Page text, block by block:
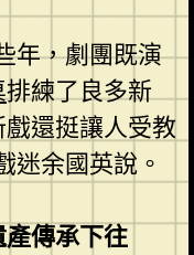
年，劇團既演
排練了良多新
還挺讓人受教
迷余國英說。
傳承下往